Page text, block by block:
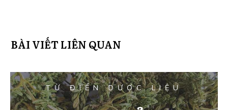
BÀI VIẾT LIÊN QUAN
TỪ ĐIỂN DƯỢC LIỆU